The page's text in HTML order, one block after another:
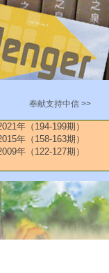
奉献支持中信 >>
年（194-199期）
年（158-163期）
年（122-127期）